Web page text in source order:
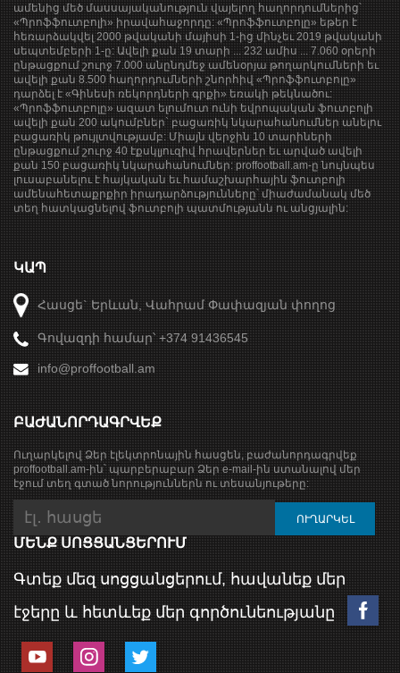
ամենից մեծ մասսայականություն վայելող հաղորդումներից՝
«Պրոֆֆուտբոլի» իրավահաջորդը: «Պրոֆֆուտբոլը» եթեր է
հեռարձակվել 2000 թվականի մայիսի 1-ից մինչեւ 2019 թվականի
սեպտեմբերի 1-ը: Ավելի քան 19 տարի ... 232 ամիս ... 7.060 օրերի
ընթացքում շուրջ 7.000 անընդմեջ ամենօրյա թողարկումների եւ
ավելի քան 8.500 հաղորդումների շնորհիվ «Պրոֆֆուտբոլը»
դարձել է «Գինեսի ռեկորդների գրքի» եռակի թեկնածու:
«Պրոֆֆուտբոլը» ազատ ելումուտ ունի եվրոպական ֆուտբոլի
ավելի քան 200 ակումբներ` բացառիկ նկարահանումներ անելու
բացառիկ թույլտվությամբ: Միայն վերջին 10 տարիների
ընթացքում շուրջ 40 էքսկլյուզիվ հրավերներ եւ արված ավելի
քան 150 բացառիկ նկարահանումներ: proffootball.am-ը նույնպես
լուսաբանելու է հայկական եւ համաշխարհային ֆուտբոլի
ամենահետաքրքիր իրադարձությունները՝ միաժամանակ մեծ
տեղ հատկացնելով ֆուտբոլի պատմությանն ու անցյալին:
ԿԱՊ
Հասցե` Երևան, Վահրամ Փափազյան փողոց
Գովազդի համար՝ +374 91436545
info@proffootball.am
ԲԱԺԱՆՈՐԴԱԳՐՎԵՔ
Ուղարկելով Ձեր էլեկտրոնային հասցեն, բաժանորդագրվեք
proffootball.am-ին՝ պարբերաբար Ձեր e-mail-ին ստանալով մեր
էջում տեղ գտած նորություններն ու տեսանյութերը:
ՄԵՆՔ ՍՈՑՑԱՆՑԵՐՈՒՄ
Գտեք մեզ սոցցանցերում, հավանեք մեր
էջերը և հետևեք մեր գործունեությանը